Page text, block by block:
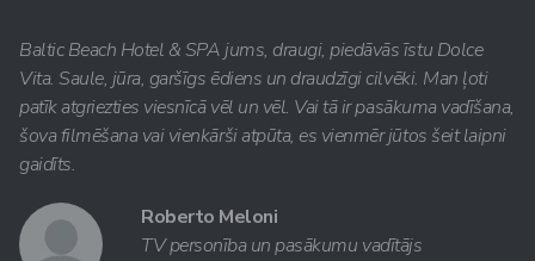
Baltic Beach Hotel & SPA jums, draugi, piedāvās īstu Dolce
Vita. Saule, jūra, garšīgs ēdiens un draudzīgi cilvēki. Man ļoti
patīk atgriezties viesnīcā vēl un vēl. Vai tā ir pasākuma vadīšana,
šova filmēšana vai vienkārši atpūta, es vienmēr jūtos šeit laipni
gaidīts.
Roberto Meloni
TV personība un pasākumu vadītājs